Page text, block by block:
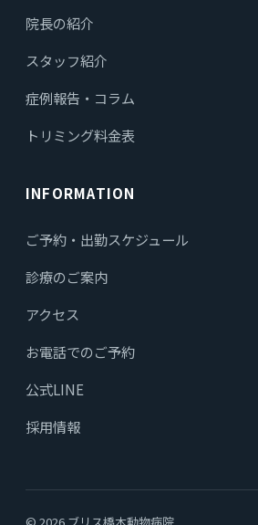
院長の紹介
スタッフ紹介
症例報告・コラム
トリミング料金表
INFORMATION
ご予約・出勤スケジュール
診療のご案内
アクセス
お電話でのご予約
公式LINE
採用情報